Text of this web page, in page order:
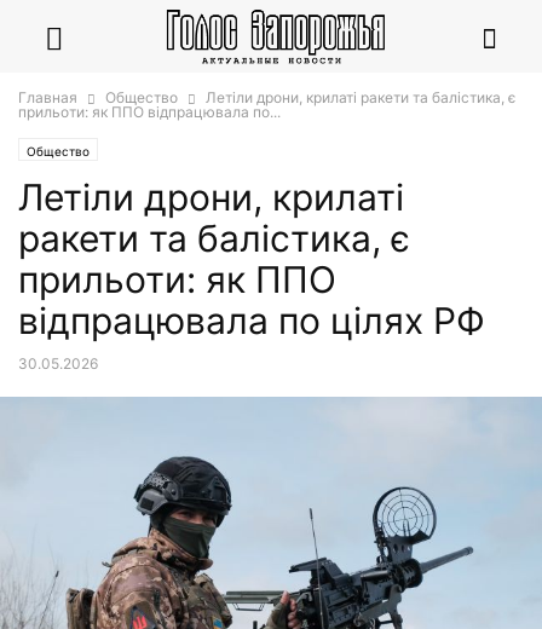
Главная Общество
Летіли дрони, крилаті ракети та балістика, є
прильоти: як ППО відпрацювала по...
Общество
Летіли дрони, крилаті
ракети та балістика, є
прильоти: як ППО
відпрацювала по цілях РФ
30.05.2026